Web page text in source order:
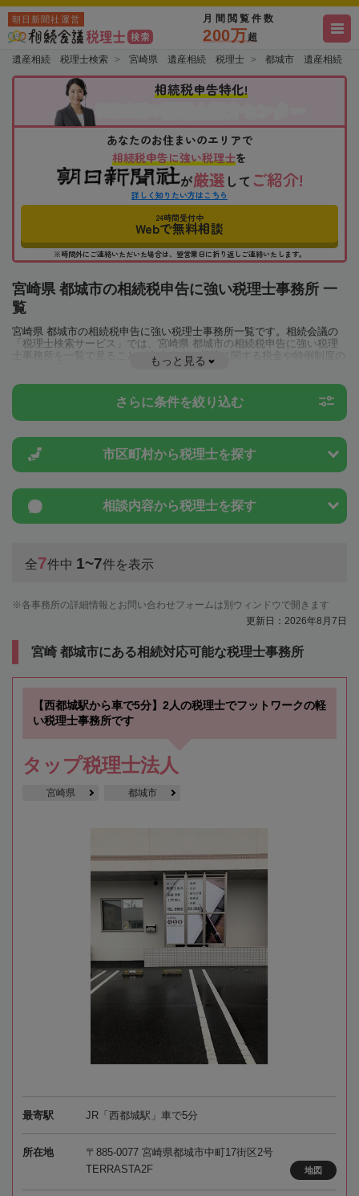
朝日新聞社運営 月間閲覧件数
200万超
遺産相続 税理士検索 宮崎県 遺産相続 税理士 都城市 遺産相続
相続税申告特化!
あなたのお住まいのエリアで
相続税申告に強い税理士を
が厳選 して ご紹介!
詳しく知りたい方はこちら
24時間受付中
Webで無料相談
※時間外にご連絡いただいた場合は、翌営業日に折り返しご連絡いたします。
宮崎県 都城市の相続税申告に強い税理士事務所 一
覧
宮崎県 都城市の相続税申告に強い税理士事務所一覧です。相続会議の
「税理士検索サービス」では、宮崎県 都城市の相続税申告に強い税理
士事務所を一覧で見ることが出来ます。相続に関する税金や特例制度の
ことは一度近隣の税理士に相談してみましょう。
もっと見る
さらに条件を絞り込む
市区町村から税理士を探す
相談内容から税理士を探す
全7件中 1~7件を表示
各事務所の詳細情報とお問い合わせフォームは別ウィンドウで開きます
更新日：2026年8月7日
宮崎 都城市にある相続対応可能な税理士事務所
【西都城駅から車で5分】2人の税理士でフットワークの軽
い税理士事務所です
タップ税理士法人
宮崎県 都城市
最寄駅 JR「西都城駅」車で5分
所在地
〒885-0077 宮崎県都城市中町17街区2号
TERRASTA2F
地図